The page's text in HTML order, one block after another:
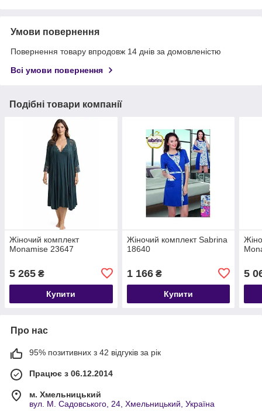
Умови повернення
Повернення товару впродовж 14 днів за домовленістю
Всі умови повернення
Подібні товари компанії
Жіночий комплект
Monamise 23647
5 265 ₴
Купити
Жіночий комплект Sabrina
18640
1 166₴
Купити
5
Про нас
95% позитивних з 42 відгуків за рік
Працює з 06.12.2014
м. Хмельницький
вул. М. Садовського, 24, Хмельницький, Україна